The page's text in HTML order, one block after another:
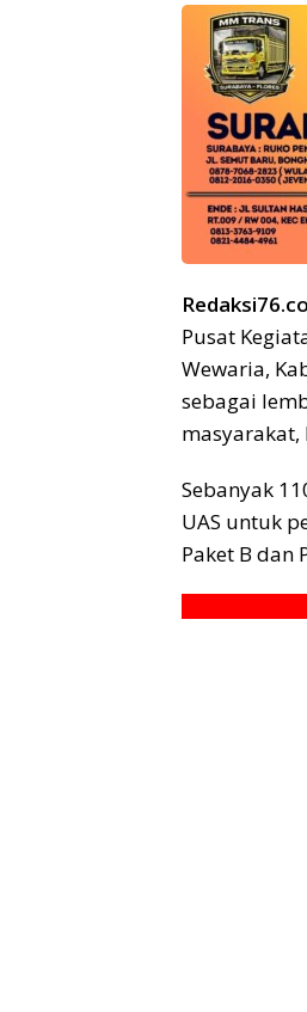
Pusat
Wewaria,
sebagai
masyarakat,
Sebanyak
UAS untuk
Paket B dan